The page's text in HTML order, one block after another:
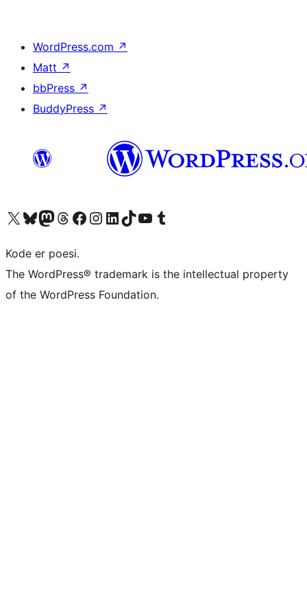
WordPress.com ↗
Matt ↗
bbPress ↗
BuddyPress ↗
Besøg vores X (tidligere Twitter) konto
Besøg vores Bluesky-konto
Besøg vores Mastodon konto
Besøg vores Threads-konto
Besøg vores Facebook sideBesøg vores Instagram konto
Besøg vores LinkedIn konto
Besøg vores TikTok-konto
Besøg vores YouTube-kanalBesøg vores Tumblr-konto
Kode er poesi.
The WordPress® trademark is the intellectual property
of the WordPress Foundation.